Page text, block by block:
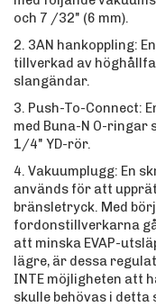
och 7 /32" (6 mm).
2. 3AN hankoppling:
tillverkad av
slangändar.
3. Push-To-Connect:
med Buna-N O-ringar
1/4" YD-rör.
4. Vakuumplugg: En
används för att
bränsletryck. Med
fordonstillverkarna
att minska EVAP-
lägre, är dessa
INTE möjligheten att
skulle behövas i detta